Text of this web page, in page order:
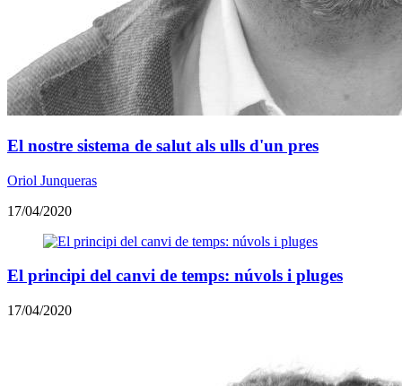
El nostre sistema de salut als ulls d'un pres
Oriol Junqueras
17/04/2020
El principi del canvi de temps: núvols i pluges
17/04/2020